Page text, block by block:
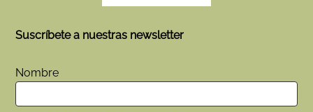
Suscríbete a nuestras newsletter
Nombre